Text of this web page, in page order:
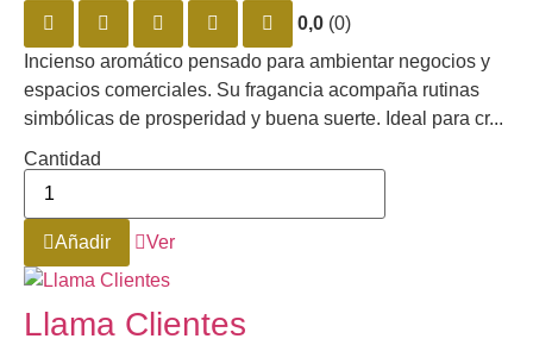
0,0 (0)
Incienso aromático pensado para ambientar negocios y
espacios comerciales. Su fragancia acompaña rutinas
simbólicas de prosperidad y buena suerte. Ideal para cr...
Cantidad
Añadir Ver
Llama Clientes